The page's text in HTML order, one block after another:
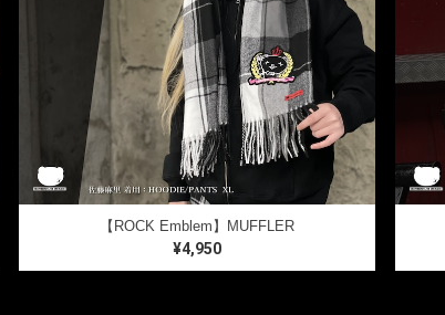
【ROCK Emblem】MUFFLER
¥4,950